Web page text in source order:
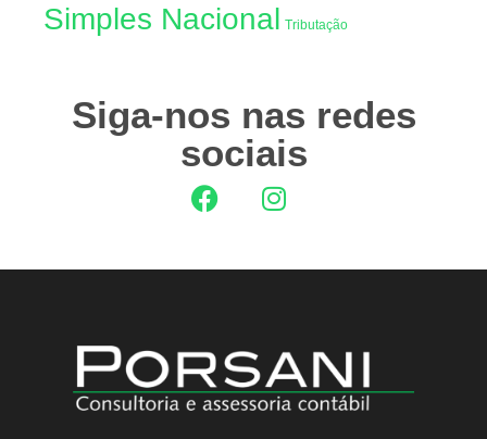
Simples Nacional Tributação
Siga-nos nas redes
sociais